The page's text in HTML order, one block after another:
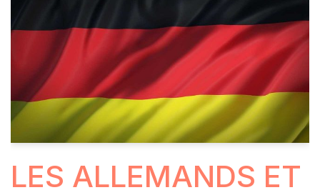
LES ALLEMANDS ET